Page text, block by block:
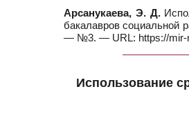
Арсанукаева, Э. Д.
бакалавров социальной
— №3. — URL: https://mir-
Использование